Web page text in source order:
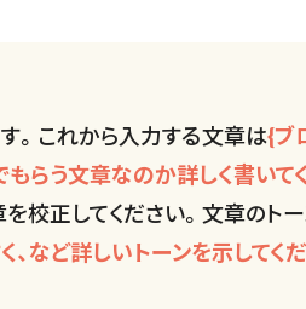
。これから入力する文章は{ブ
もらう文章なのか詳しく書いて
校正してください。文章のト
など詳しいトーンを示してく